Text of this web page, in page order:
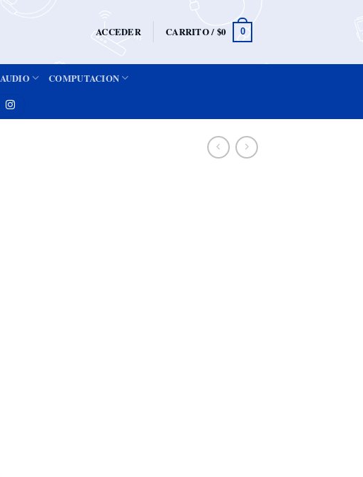
ACCEDER CARRITO / $0 0
AUDIO COMPUTACION